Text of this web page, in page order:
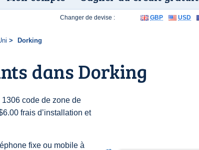
Dorking
dans Dorking
code de zone de
frais d’installation et
fixe ou mobile à
Changer de devise : GBP USD